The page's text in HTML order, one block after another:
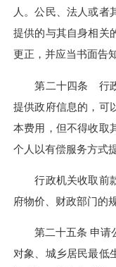
人。公民、法人或者
提供的与其自身相关
更正，并应当书面告
第二十四条 行政
提供政府信息的，可
本费用，但不得收取
个人以有偿服务方式
行政机关收取前款
府物价、财政部门的
第二十五条 申请公
对象、城乡居民最低